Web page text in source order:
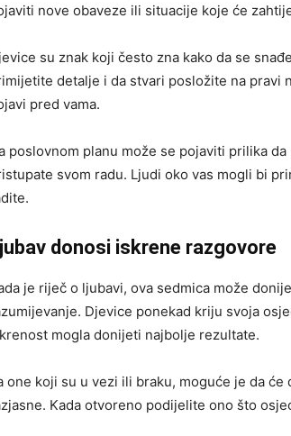
nove obaveze ili situacije koje će
su znak koji često zna kako da se
detalje i da stvari posložite na pravi
pred vama.
poslovnom planu može se pojaviti prilika
svom radu. Ljudi oko vas mogli bi
donosi iskrene razgovore
je riječ o ljubavi, ova sedmica može
Djevice ponekad kriju svoja
mogla donijeti najbolje rezultate.
one koji su u vezi ili braku, moguće je da
Kada otvoreno podijelite ono što